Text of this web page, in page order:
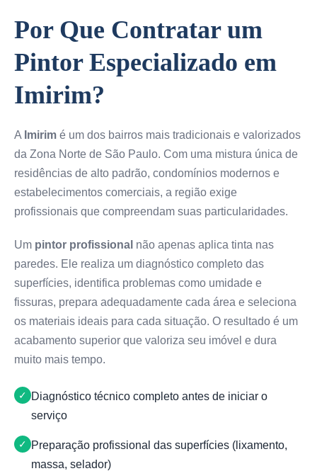
Por Que Contratar um
Pintor Especializado em
Imirim?
A Imirim é um dos bairros mais tradicionais e valorizados
da Zona Norte de São Paulo. Com uma mistura única de
residências de alto padrão, condomínios modernos e
estabelecimentos comerciais, a região exige
profissionais que compreendam suas particularidades.
Um pintor profissional não apenas aplica tinta nas
paredes. Ele realiza um diagnóstico completo das
superfícies, identifica problemas como umidade e
fissuras, prepara adequadamente cada área e seleciona
os materiais ideais para cada situação. O resultado é um
acabamento superior que valoriza seu imóvel e dura
muito mais tempo.
Diagnóstico técnico completo antes de iniciar o
serviço
Preparação profissional das superfícies (lixamento,
massa, selador)